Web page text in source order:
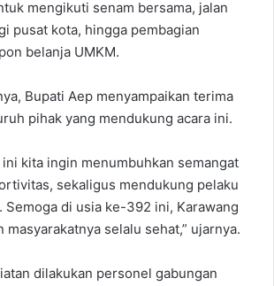
mengikuti senam bersama, jalan
pusat kota, hingga pembagian
belanja UMKM.
Bupati Aep menyampaikan terima
pihak yang mendukung acara ini.
kita ingin menumbuhkan semangat
sekaligus mendukung pelaku
Semoga di usia ke-392 ini, Karawang
masyarakatnya selalu sehat,” ujarnya.
dilakukan personel gabungan